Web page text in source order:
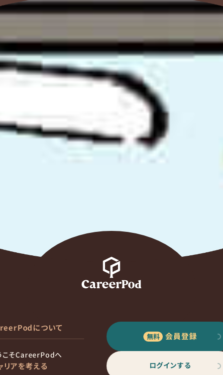
について
こそCareerPodへ
リアを考える
会員登録
ログインする